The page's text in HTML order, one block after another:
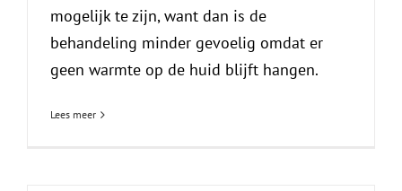
mogelijk te zijn, want dan is de
behandeling minder gevoelig omdat er
geen warmte op de huid blijft hangen.
Lees meer